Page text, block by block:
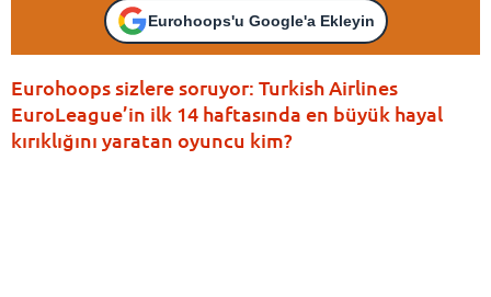
Eurohoops'u Google'a Ekleyin
Eurohoops sizlere soruyor: Turkish Airlines
EuroLeague’in ilk 14 haftasında en büyük hayal
kırıklığını yaratan oyuncu kim?